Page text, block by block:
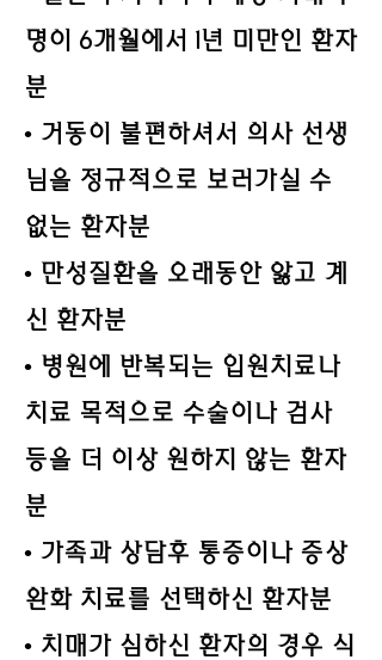
명이 6개월에서 1년 미만인 환자
분
• 거동이 불편하셔서 의사 선생
님을 정규적으로 보러가실 수
없는 환자분
• 만성질환을 오래동안 앓고 계
신 환자분
• 병원에 반복되는 입원치료나
치료 목적으로 수술이나 검사
등을 더 이상 원하지 않는 환자
분
• 가족과 상담후 통증이나 증상
완화 치료를 선택하신 환자분
• 치매가 심하신 환자의 경우 식